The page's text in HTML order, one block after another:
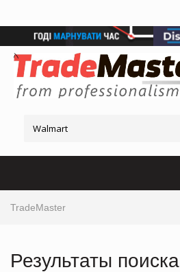
TradeMaster
Результаты поиска